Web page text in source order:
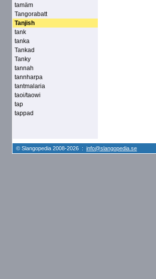
tamäm
Tangorabatt
Tanjish
tank
tanka
Tankad
Tanky
tannah
tannharpa
tantmalaria
taoi/taowi
tap
tappad
© Slangopedia 2008-2026 : info@slangopedia.se